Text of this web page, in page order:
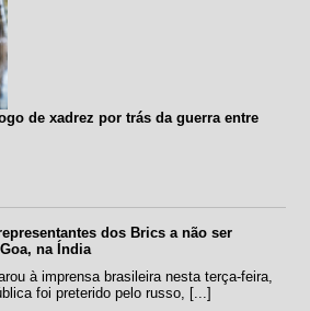
de xadrez por trás da guerra entre
dos Brics a não ser
na Índia
à imprensa brasileira nesta terça-feira,
foi preterido pelo russo, [...]